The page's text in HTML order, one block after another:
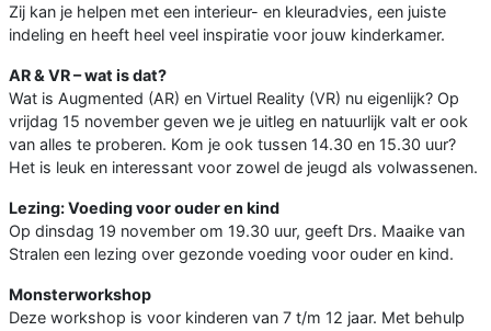
Zij kan je helpen met een interieur- en kleuradvies, een juiste
indeling en heeft heel veel inspiratie voor jouw kinderkamer.
AR & VR – wat is dat?
Wat is Augmented (AR) en Virtuel Reality (VR) nu eigenlijk? Op
vrijdag 15 november geven we je uitleg en natuurlijk valt er ook
van alles te proberen. Kom je ook tussen 14.30 en 15.30 uur?
Het is leuk en interessant voor zowel de jeugd als volwassenen.
Lezing: Voeding voor ouder en kind
Op dinsdag 19 november om 19.30 uur, geeft Drs. Maaike van
Stralen een lezing over gezonde voeding voor ouder en kind.
Monsterworkshop
Deze workshop is voor kinderen van 7 t/m 12 jaar. Met behulp